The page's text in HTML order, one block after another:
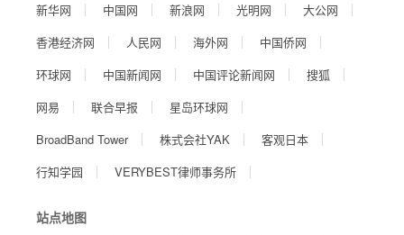
新华网 中国网 新浪网 光明网
大公网
香港经济网
人民网 海外网
中国侨网
环球网
中国新闻网 中国评论新闻网
搜狐
网易
联合早报
星岛环球网
BroadBand Tower
株式会社YAK
客观日本
行知学园
VERYBEST律师事务所
站点地图